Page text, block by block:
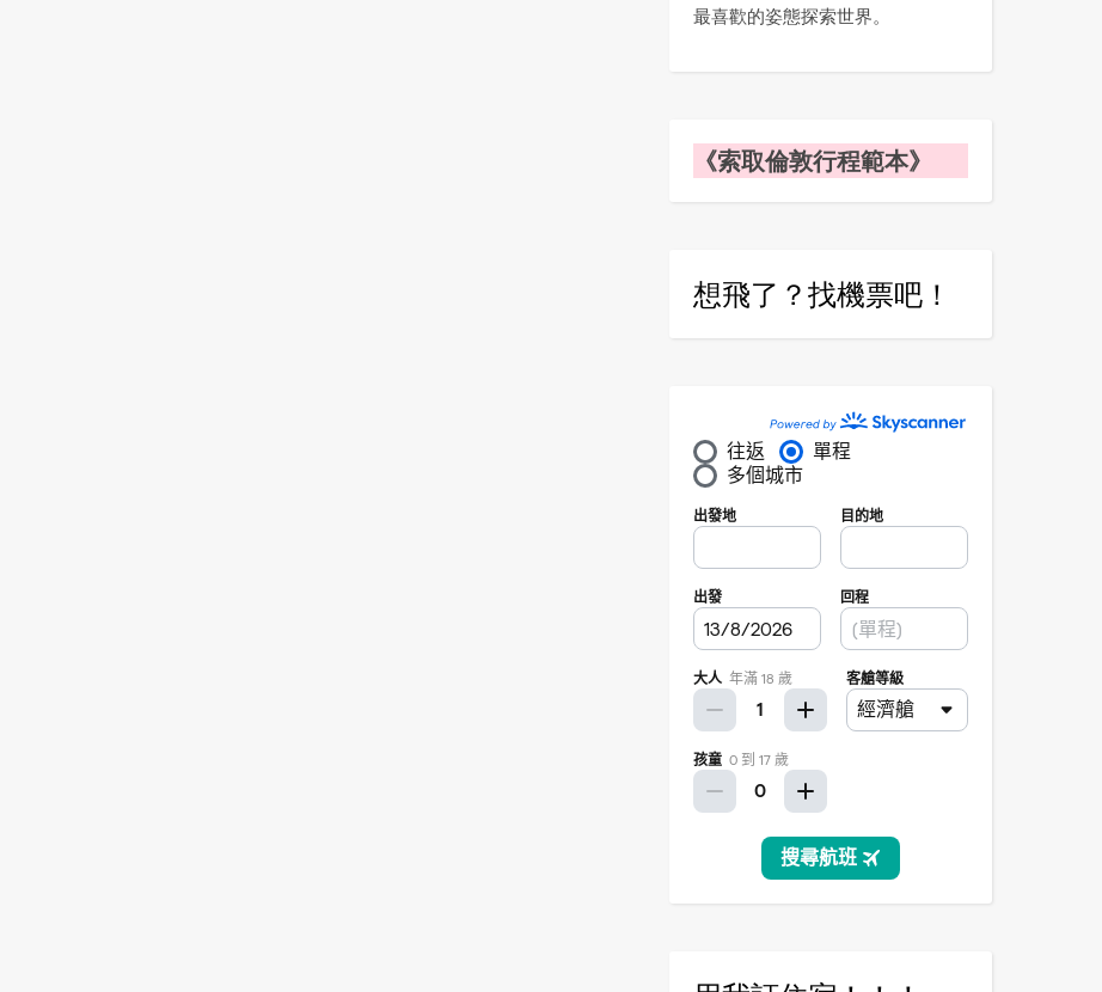
最喜歡的姿態探索世界。
《索取倫敦行程範本》
想飛了？找機票吧！